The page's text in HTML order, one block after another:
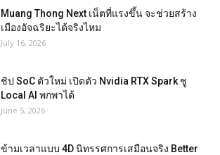
Muang Thong Next เน็ตที่แรงขึ้น จะช่วยสร้าง
เมืองอัจฉริยะได้จริงไหม
July 16, 2026
ชิป SoC ตัวใหม่ เปิดตัว Nvidia RTX Spark ชู
Local AI พกพาได้
June 5, 2026
ข้ามเวลาแบบ 4D นิทรรศการเสมือนจริง Better